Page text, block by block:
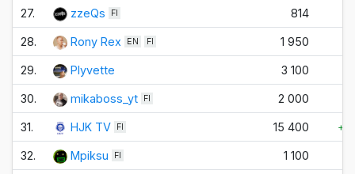
27. zzeQs FI 814
28. Rony Rex EN FI 1 950
29. Plyvette 3 100
30. mikaboss_yt FI 2 000
31. HJK TV FI 15 400
32. Mpiksu FI 1 100